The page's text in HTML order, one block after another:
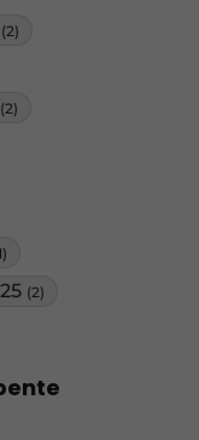
(2)
(2)
(2)
éventuel